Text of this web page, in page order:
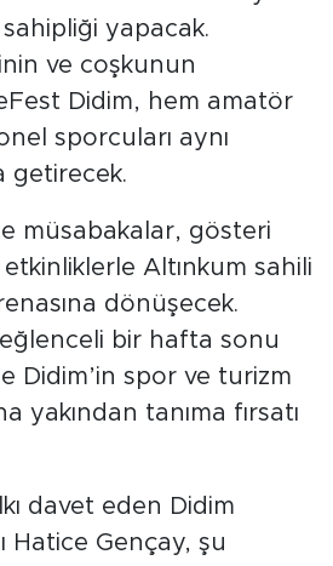
yapacak.
ve coşkunun
Didim, hem amatör
sporcuları aynı
getirecek.
müsabakalar, gösteri
etkinliklerle Altınkum sahili
dönüşecek.
eğlenceli bir hafta sonu
Didim’in spor ve turizm
yakından tanıma fırsatı
davet eden Didim
Hatice Gençay, şu